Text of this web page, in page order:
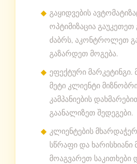
გაყიდვების
ოპტიმიზაცია გაუკეთეთ
ძაბრს, აკონტროლეთ
გაზარდეთ მოგება.
ეფექტური მარკეტინგი.
მეტი კლიენტი
კამპანიების
გაანალიზეთ შედეგები.
კლიენტების
სწრაფი და ხარისხიანი
მოაგვარეთ საკითხები